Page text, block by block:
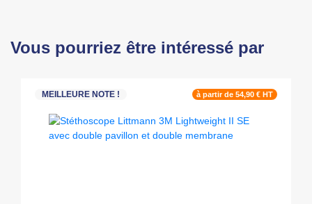
Vous pourriez être intéressé par
MEILLEURE NOTE ! à partir de 54,90 € HT